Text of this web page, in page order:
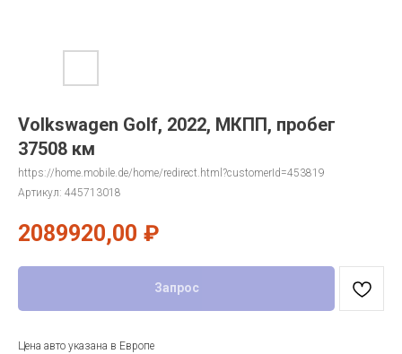
Volkswagen Golf, 2022, МКПП, пробег
37508 км
https://home.mobile.de/home/redirect.html?customerId=453819
Артикул: 445713018
2089920,00 ₽
Запрос
Цена авто указана в Европе